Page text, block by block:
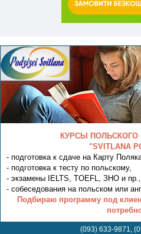
КУРСЫ ПОЛЬСКОГО
"SVITLANA
- подготовка к сдаче на Карту
- подготовка к тесту по польскому,
- экзамены IELTS, TOEFL, ЗНО и пр.,
- собеседования на польском или
Подбираю программу под
(093) 633-9871,